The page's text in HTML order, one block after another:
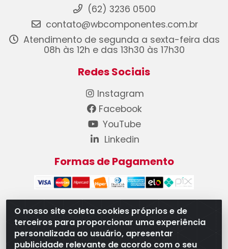
O nosso site coleta cookies próprios e de
terceiros para proporcionar uma experiência
personalizada ao usuário, apresentar
publicidade relevante de acordo com o seu
(62) 3236 0500
contato@wbcomponentes.com.br
Atendimento de segunda a sexta-feira das
08h às 12h e das 13h30 às 17h30
Redes Sociais
Instagram
Facebook
YouTube
Linkedin
Formas de Pagamento
WB Componentes Automotivos LTDA - CNPJ
08.528.393/0001-12 - Rua do Níquel, 667 - Parque
Oeste Industrial, Goiânia/GO - CEP 74375-660